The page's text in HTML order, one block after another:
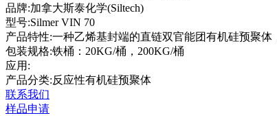
品牌:加拿大斯泰化学(Siltech)
型号:Silmer VIN 70
产品特性:一种乙烯基封端的直链双官能团有机硅预聚体
包装规格:铁桶：20KG/桶，200KG/桶
应用:
产品分类:反应性有机硅预聚体
联系我们
样品申请